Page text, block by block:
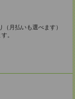
月払いも選べます）
。